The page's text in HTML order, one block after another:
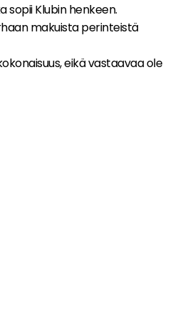
sopii Klubin henkeen.
makuista perinteistä
eikä vastaavaa ole